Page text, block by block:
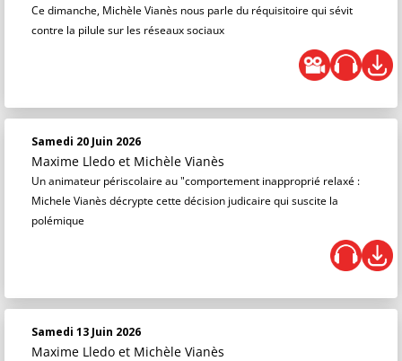
Ce dimanche, Michèle Vianès nous parle du réquisitoire qui sévit
contre la pilule sur les réseaux sociaux
Samedi 20 Juin 2026
Maxime Lledo et Michèle Vianès
Un animateur périscolaire au "comportement inapproprié relaxé :
Michele Vianès décrypte cette décision judicaire qui suscite la
polémique
Samedi 13 Juin 2026
Maxime Lledo et Michèle Vianès